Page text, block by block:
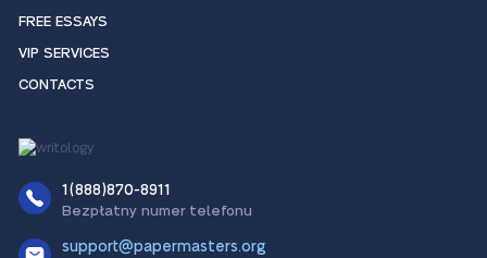
FREE ESSAYS
VIP SERVICES
CONTACTS
1(888)870-8911
Bezpłatny numer telefonu
support@papermasters.org